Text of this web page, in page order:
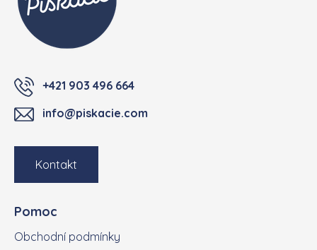
+421 903 496 664
info@piskacie.com
Kontakt
Pomoc
Obchodní podmínky